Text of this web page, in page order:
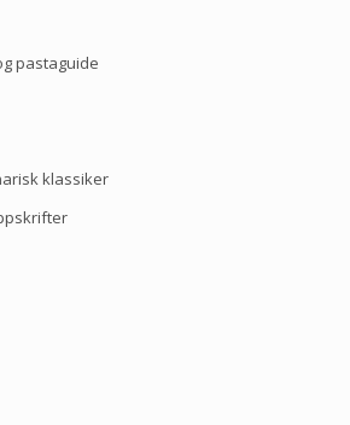
pastaguide
klassiker